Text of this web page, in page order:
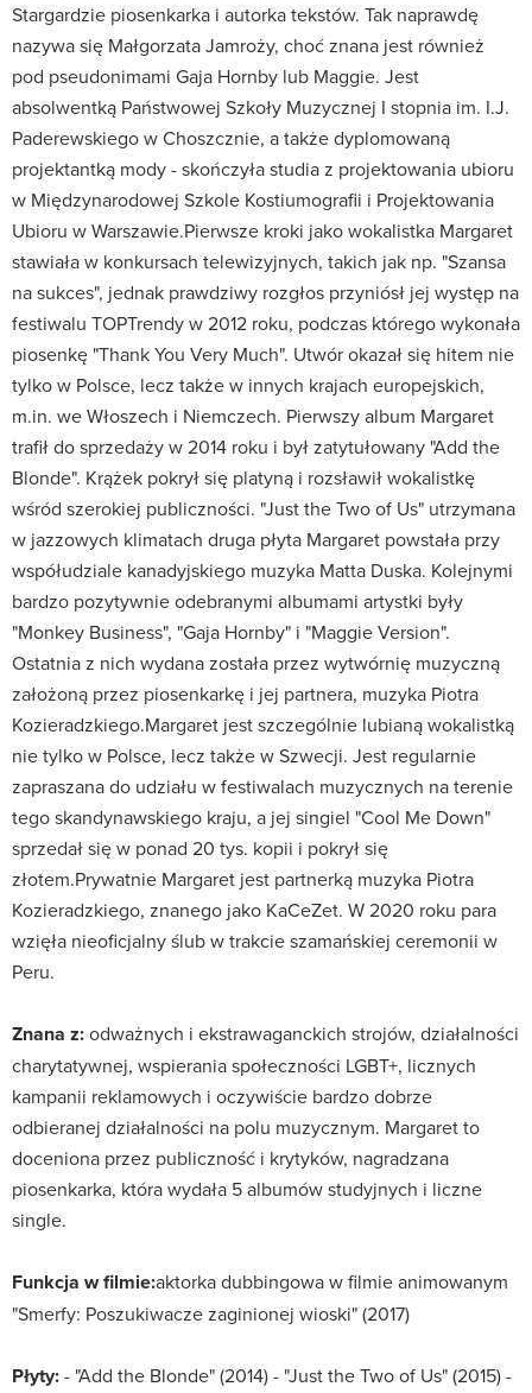
Stargardzie piosenkarka i autorka tekstów. Tak naprawdę
nazywa się Małgorzata Jamroży, choć znana jest również
pod pseudonimami Gaja Hornby lub Maggie. Jest
absolwentką Państwowej Szkoły Muzycznej I stopnia im. I.J.
Paderewskiego w Choszcznie, a także dyplomowaną
projektantką mody - skończyła studia z projektowania ubioru
w Międzynarodowej Szkole Kostiumografii i Projektowania
Ubioru w Warszawie.Pierwsze kroki jako wokalistka Margaret
stawiała w konkursach telewizyjnych, takich jak np. "Szansa
na sukces", jednak prawdziwy rozgłos przyniósł jej występ na
festiwalu TOPTrendy w 2012 roku, podczas którego wykonała
piosenkę "Thank You Very Much". Utwór okazał się hitem nie
tylko w Polsce, lecz także w innych krajach europejskich,
m.in. we Włoszech i Niemczech. Pierwszy album Margaret
trafił do sprzedaży w 2014 roku i był zatytułowany "Add the
Blonde". Krążek pokrył się platyną i rozsławił wokalistkę
wśród szerokiej publiczności. "Just the Two of Us" utrzymana
w jazzowych klimatach druga płyta Margaret powstała przy
współudziale kanadyjskiego muzyka Matta Duska. Kolejnymi
bardzo pozytywnie odebranymi albumami artystki były
"Monkey Business", "Gaja Hornby" i "Maggie Version".
Ostatnia z nich wydana została przez wytwórnię muzyczną
założoną przez piosenkarkę i jej partnera, muzyka Piotra
Kozieradzkiego.Margaret jest szczególnie lubianą wokalistką
nie tylko w Polsce, lecz także w Szwecji. Jest regularnie
zapraszana do udziału w festiwalach muzycznych na terenie
tego skandynawskiego kraju, a jej singiel "Cool Me Down"
sprzedał się w ponad 20 tys. kopii i pokrył się
złotem.Prywatnie Margaret jest partnerką muzyka Piotra
Kozieradzkiego, znanego jako KaCeZet. W 2020 roku para
wzięła nieoficjalny ślub w trakcie szamańskiej ceremonii w
Peru.
Znana z:odważnych i ekstrawaganckich strojów, działalności
charytatywnej, wspierania społeczności LGBT+, licznych
kampanii reklamowych i oczywiście bardzo dobrze
odbieranej działalności na polu muzycznym. Margaret to
doceniona przez publiczność i krytyków, nagradzana
piosenkarka, która wydała 5 albumów studyjnych i liczne
single.
Funkcja w filmie:aktorka dubbingowa w filmie animowanym
"Smerfy: Poszukiwacze zaginionej wioski" (2017)
Płyty:- "Add the Blonde" (2014) - "Just the Two of Us" (2015) -